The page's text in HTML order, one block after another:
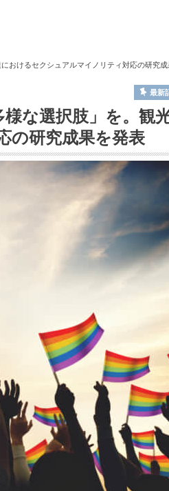
おけるセクシュアルマイノリティ対応の研究
最新
な選択肢」を。観
の研究成果を発表